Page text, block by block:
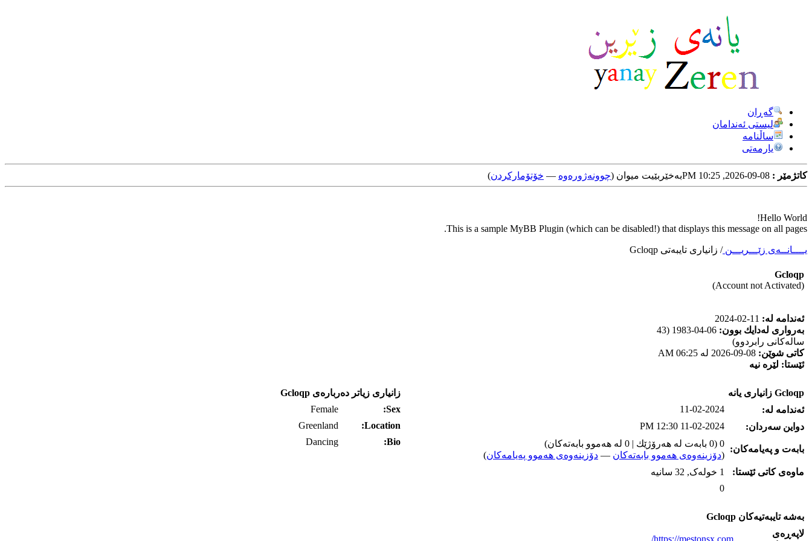
گه‌ڕان
لیستی ئه‌ندامان
ساڵنامه
یارمه‌تی
کاتژمێر : به‌خێربێیت میوان (چوونه‌ژوره‌وه‌ — خۆتۆمارکردن)
Hello World!
This is a sample MyBB Plugin (which can be disabled!) that displays this message on all pages.
یــــانــه‌ی زێـــریـــن/ زانیاری تایبه‌تی Gcloqp
Gcloqp
(Account not Activated)
ئه‌ندامه‌ له‌:
به‌رواری له‌دایك بوون:
06-04-1983 (43
ساله‌كانی رابردوو)
كاتی شوێن:
ئێستا: لێره‌ نیه‌
Gcloqp زانیاری یانه‌
ئه‌ندامه‌ له‌:
11-02-2024
دواین سه‌ردان:
11-02-2024 12:30 PM
بابه‌ت و په‌یامه‌کان:
0 (0 بابه‌ت له‌ هه‌رۆژێك | 0 له‌ هه‌موو بابه‌ته‌كان)
(دۆزینه‌وه‌ی هه‌موو بابه‌ته‌کان — دۆزینه‌وه‌ی هه‌موو په‌یامه‌کان)
ماوه‌ی كاتی ئێستا:
1 خوله‌ک, 32 سانیه‌
0
به‌شه‌ تایبه‌تیه‌کان Gcloqp
لاپه‌ڕه‌ی
https://mestonsx.com/
زانیاری زیاتر ده‌رباره‌ی Gcloqp
Sex:
Female
Location:
Greenland
Bio:
Dancing